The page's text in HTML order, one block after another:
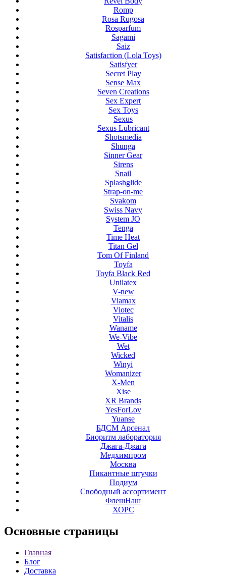
Romp
Rosa Rugosa
Rosparfum
Sagami
Saiz
Satisfaction (Lola Toys)
Satisfyer
Secret Play
Sense Max
Seven Creations
Sex Expert
Sex Toys
Sexus
Sexus Lubricant
Shotsmedia
Shunga
Sinner Gear
Sirens
Snail
Splashglide
Strap-on-me
Svakom
Swiss Navy
System JO
Tenga
Time Heat
Titan Gel
Tom Of Finland
Toyfa
Toyfa Black Red
Unilatex
V-new
Viamax
Viotec
Vitalis
Waname
We-Vibe
Wet
Wicked
Winyi
Womanizer
X-Men
Xise
XR Brands
YesForLov
Yuanse
БДСМ Арсенал
Биоритм лаборатория
Джага-Джага
Медхимпром
Москва
Пикантные штучки
Подиум
Свободный ассортимент
ФлешНаш
ХОРС
Основные страницы
Главная
Блог
Доставка